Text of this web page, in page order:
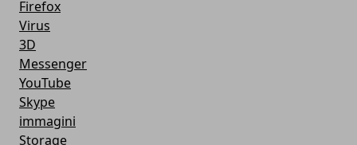
Firefox
Virus
3D
Messenger
YouTube
Skype
immagini
Storage